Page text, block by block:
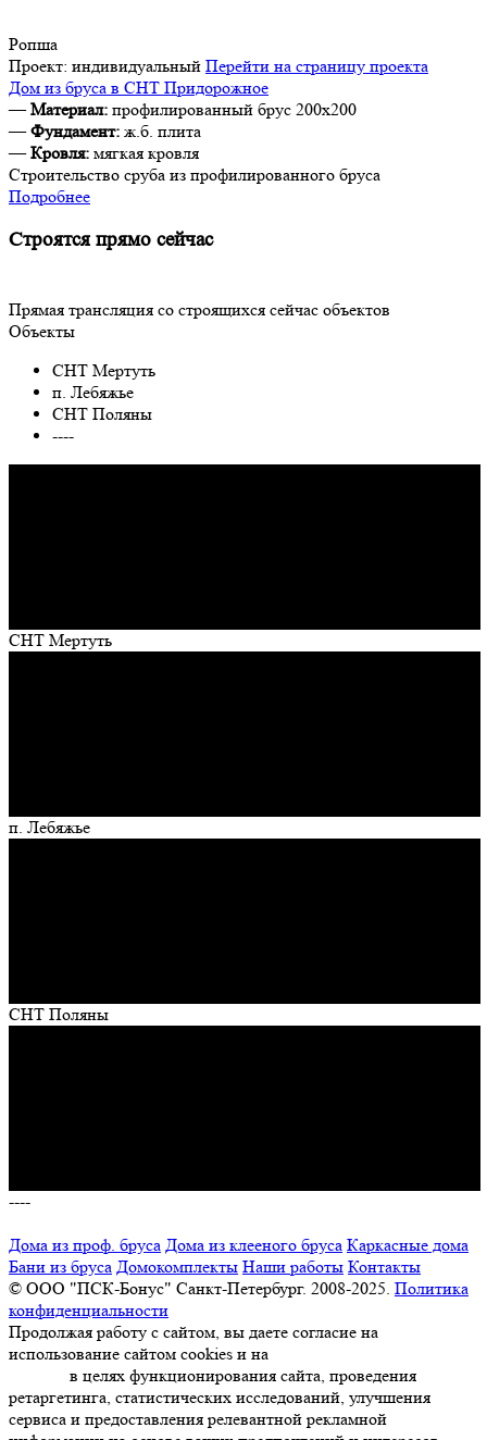
Ропша
Проект: индивидуальный Перейти на страницу проекта
Дом из бруса в СНТ Придорожное
—Материал: профилированный брус 200х200
—Фундамент: ж.б. плита
—Кровля: мягкая кровля
Строительство сруба из профилированного бруса
Подробнее
Строятся прямо сейчас
Прямая трансляция со строящихся сейчас объектов
Объекты
СНТ Мертуть
п. Лебяжье
СНТ Поляны
----
СНТ Мертуть
п. Лебяжье
СНТ Поляны
----
Дома из проф. бруса Дома из клееного бруса Каркасные дома
Бани из бруса Домокомплекты Наши работы Контакты
© ООО "ПСК-Бонус" Санкт-Петербург. 2008-2025. Политика
конфиденциальности
Продолжая работу с сайтом, вы даете согласие на
использование сайтом cookies и на
в целях функционирования сайта, проведения
ретаргетинга, статистических исследований, улучшения
сервиса и предоставления релевантной рекламной